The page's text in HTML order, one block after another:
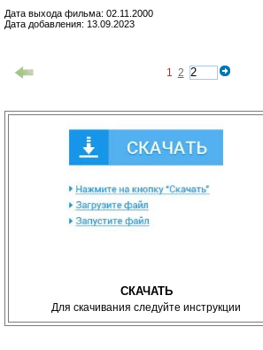
Дата выхода фильма: 02.11.2000
Дата добавления: 13.09.2023
1 2
СКАЧАТЬ
Для скачивания следуйте инструкции